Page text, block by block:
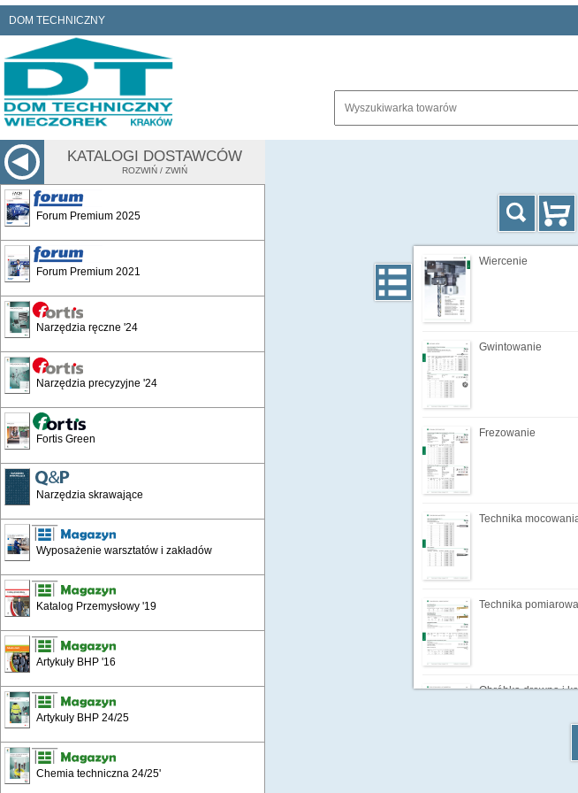
DOM TECHNICZNY
KATALOGI DOSTAWCÓW
ROZWIŃ / ZWIŃ
Forum Premium 2025
Forum Premium 2021
Narzędzia ręczne '24
Narzędzia precyzyjne '24
Fortis Green
Narzędzia skrawające
Wyposażenie warsztatów i zakładów
Katalog Przemysłowy '19
Artykuły BHP '16
Artykuły BHP 24/25
Chemia techniczna 24/25'
Wiercenie
Gwintowanie
Frezowanie
Technika
Technika pomiarowa
Obróbka drewna i